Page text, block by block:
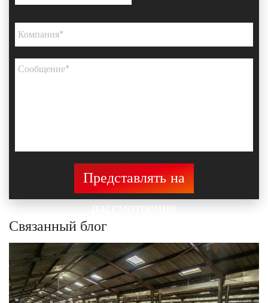
Представлять на
рассмотрение
Связанный блог